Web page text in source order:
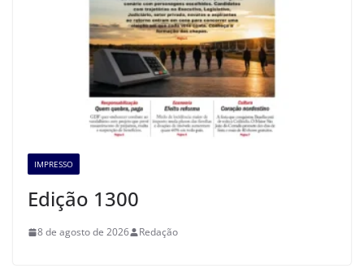
IMPRESSO
Edição 1300
8 de agosto de 2026 Redação